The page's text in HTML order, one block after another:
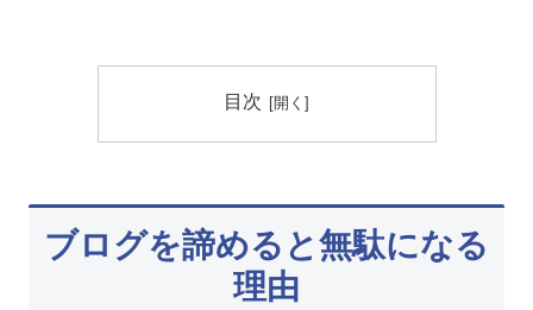
目次
ブログを諦めると無駄になる
理由